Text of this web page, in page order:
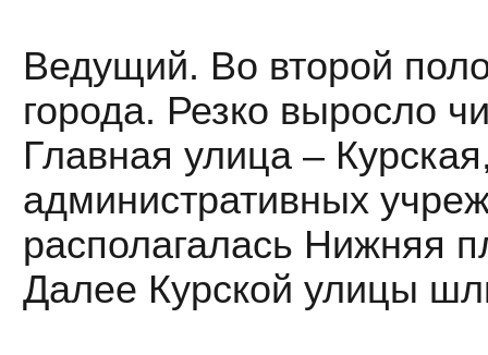
Ведущий. Во второй
города. Резко выросло
Главная улица –
административных
располагалась Нижняя
Далее Курской улицы